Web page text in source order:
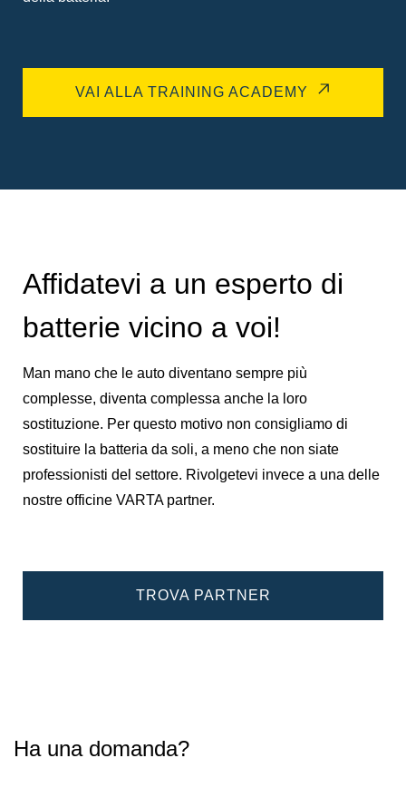
VAI ALLA TRAINING ACADEMY
Affidatevi a un esperto di
batterie vicino a voi!
Man mano che le auto diventano sempre più
complesse, diventa complessa anche la loro
sostituzione. Per questo motivo non consigliamo di
sostituire la batteria da soli, a meno che non siate
professionisti del settore. Rivolgetevi invece a una delle
nostre officine VARTA partner.
TROVA PARTNER
Ha una domanda?